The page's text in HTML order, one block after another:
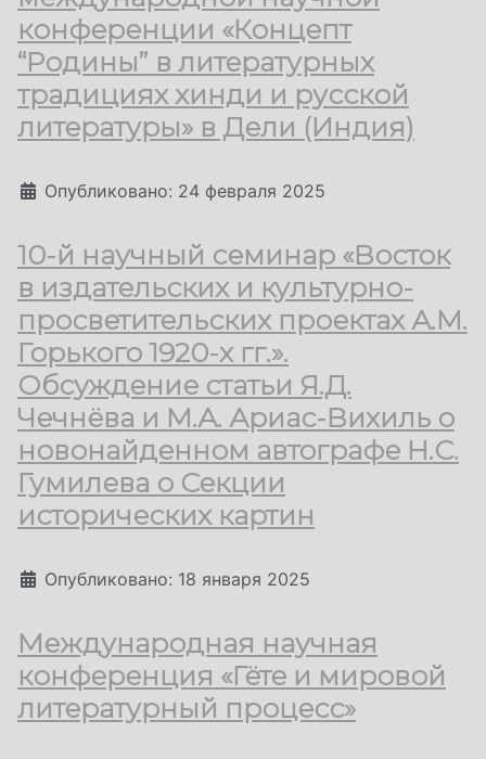
конференции «Концепт
“Родины” в литературных
традициях хинди и русской
литературы» в Дели (Индия)
Информация о материале
Опубликовано: 24 февраля 2025
10-й научный семинар «Восток
в издательских и культурно-
просветительских проектах А.М.
Горького 1920-х гг.».
Обсуждение статьи Я.Д.
Чечнёва и М.А. Ариас-Вихиль о
новонайденном автографе Н.С.
Гумилева о Секции
исторических картин
Информация о материале
Опубликовано: 18 января 2025
Международная научная
конференция «Гёте и мировой
литературный процесс»